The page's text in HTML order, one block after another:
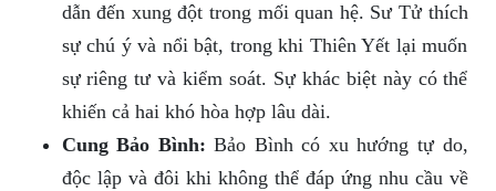
dẫn đến xung đột trong mối quan hệ. Sư Tử thích
sự chú ý và nổi bật, trong khi Thiên Yết lại muốn
sự riêng tư và kiểm soát. Sự khác biệt này có thể
khiến cả hai khó hòa hợp lâu dài.
Cung Bảo Bình: Bảo Bình có xu hướng tự do,
độc lập và đôi khi không thể đáp ứng nhu cầu về